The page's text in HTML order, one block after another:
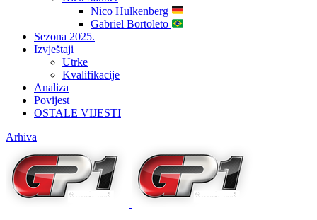
Nico Hulkenberg
Gabriel Bortoleto
Sezona 2025.
Izvještaji
Utrke
Kvalifikacije
Analiza
Povijest
OSTALE VIJESTI
Arhiva